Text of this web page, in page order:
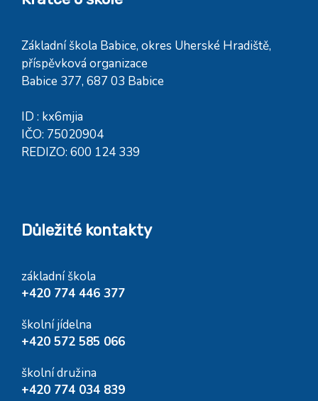
Základní škola Babice, okres Uherské Hradiště,
příspěvková organizace
Babice 377, 687 03 Babice
ID : kx6mjia
IČO: 75020904
REDIZO: 600 124 339
Důležité kontakty
základní škola
+420 774 446 377
školní jídelna
+420 572 585 066
školní družina
+420 774 034 839